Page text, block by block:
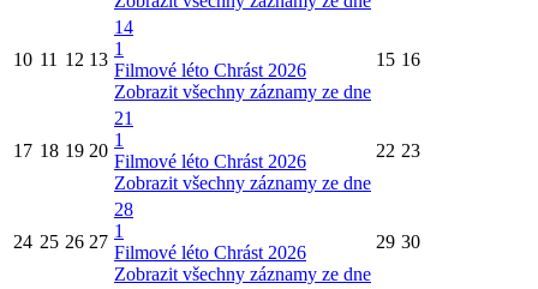
10 11 12 13
14
1
Filmové léto Chrást 2026
Zobrazit všechny záznamy ze dne
15 16
17 18 19 20
21
1
Filmové léto Chrást 2026
Zobrazit všechny záznamy ze dne
22 23
24 25 26 27
28
1
Filmové léto Chrást 2026
Zobrazit všechny záznamy ze dne
29 30